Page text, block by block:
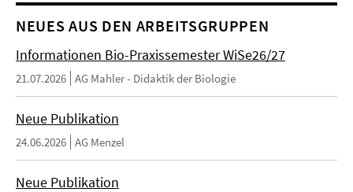
NEUES AUS DEN ARBEITSGRUPPEN
Informationen Bio-Praxissemester WiSe26/27
21.07.2026 AG Mahler - Didaktik der Biologie
Neue Publikation
24.06.2026 AG Menzel
Neue Publikation